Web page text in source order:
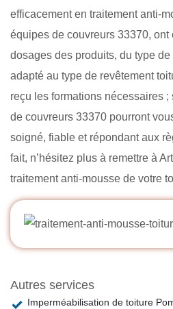
efficacement en traitement anti-
équipes de couvreurs 33370,
dosages des produits, du type
adapté au type de revêtement
reçu les formations nécessaires
de couvreurs 33370 pourront
soigné, fiable et répondant aux
fait, n’hésitez plus à remettre à
traitement anti-mousse de votre
Autres services
Imperméabilisation de toiture